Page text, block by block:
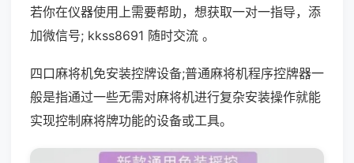
若你在仪器使用上需要帮助，想获取一对一指导，添
加微信号; kkss8691 随时交流 。
四口麻将机免安装控牌设备;普通麻将机程序控牌器一
般是指通过一些无需对麻将机进行复杂安装操作就能
实现控制麻将牌功能的设备或工具。